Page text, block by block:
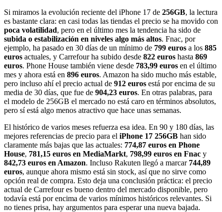
Si miramos la evolución reciente del iPhone 17 de 256GB, la lectura
es bastante clara: en casi todas las tiendas el precio se ha movido con
poca volatilidad, pero en el último mes la tendencia ha sido de
subida o estabilización en niveles algo más altos. Fnac, por
ejemplo, ha pasado en 30 días de un mínimo de 799 euros a los 885
euros actuales, y Carrefour ha subido desde 822 euros hasta 869
euros. Phone House también viene desde 783,99 euros en el último
mes y ahora está en 896 euros. Amazon ha sido mucho más estable,
pero incluso ahí el precio actual de 912 euros está por encima de su
media de 30 días, que fue de 904,23 euros. En otras palabras, para
el modelo de 256GB el mercado no está caro en términos absolutos,
pero sí está algo menos atractivo que hace unas semanas.
El histórico de varios meses refuerza esa idea. En 90 y 180 días, las
mejores referencias de precio para el iPhone 17 256GB han sido
claramente más bajas que las actuales: 774,87 euros en Phone
House, 781,15 euros en MediaMarkt, 798,99 euros en Fnac y
842,73 euros en Amazon. Incluso Rakuten llegó a marcar 744,89
euros, aunque ahora mismo está sin stock, así que no sirve como
opción real de compra. Esto deja una conclusión práctica: el precio
actual de Carrefour es bueno dentro del mercado disponible, pero
todavía está por encima de varios mínimos históricos relevantes. Si
no tienes prisa, hay argumentos para esperar una nueva bajada.